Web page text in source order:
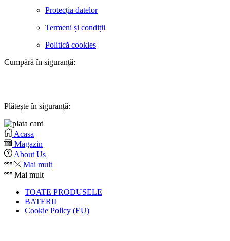
Protecția datelor
Termeni și condiții
Politică cookies
Cumpără în siguranță:
Plătește în siguranță:
Acasa
Magazin
About Us
Mai mult
Mai mult
TOATE PRODUSELE
BATERII
Cookie Policy (EU)